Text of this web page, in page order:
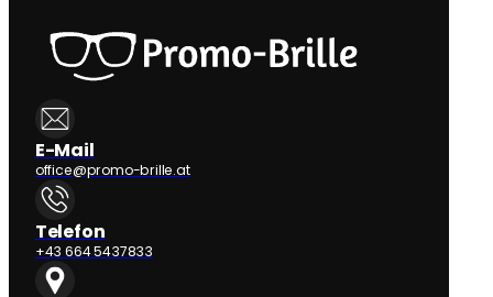
E-Mail
office@promo-brille.at
Telefon
+43 664 5437833